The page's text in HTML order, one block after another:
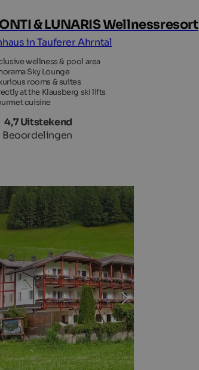
& LUNARIS Wellnessresort
in Tauferer Ahrntal
wellness & pool area
Sky Lounge
rooms & suites
at the Klausberg ski lifts
cuisine
4,7 Uitstekend
Beoordelingen